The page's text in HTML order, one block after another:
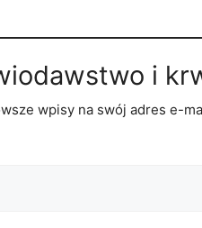
i
wpisy na swój adres e-